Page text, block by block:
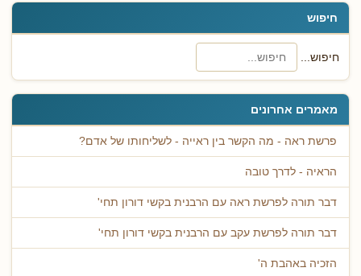
חיפוש
חיפוש...
מאמרים אחרונים
פרשת ראה - מה הקשר בין ראייה - לשליחותו של אדם?
הראיה - לדרך טובה
דבר תורה לפרשת ראה עם הרבנית בקשי דורון תחי'
דבר תורה לפרשת עקב עם הרבנית בקשי דורון תחי'
הזכיה באהבת ה'